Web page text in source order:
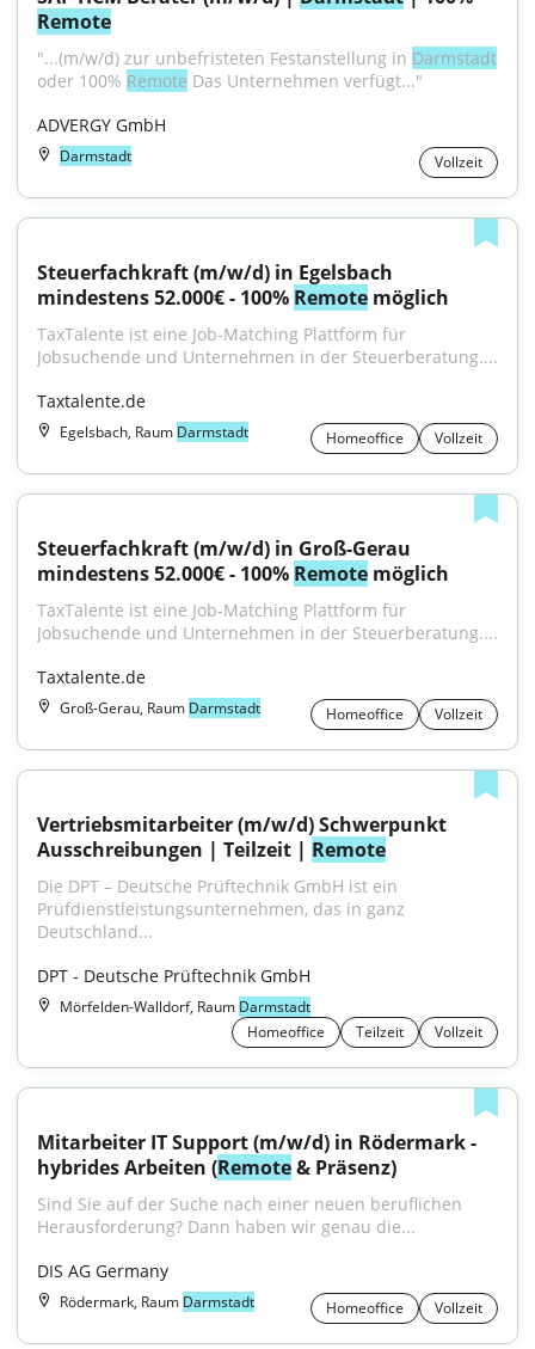
Remote
"...(m/w/d) zur unbefristeten Festanstellung in Darmstadt
oder 100% Remote Das Unternehmen verfügt..."
ADVERGY GmbH
Darmstadt Vollzeit
Steuerfachkraft (m/w/d) in Egelsbach
mindestens 52.000€ - 100% Remote möglich
TaxTalente ist eine Job-Matching Plattform für
Jobsuchende und Unternehmen in der Steuerberatung....
Taxtalente.de
Egelsbach, Raum Darmstadt Homeoffice Vollzeit
Steuerfachkraft (m/w/d) in Groß-Gerau
mindestens 52.000€ - 100% Remote möglich
TaxTalente ist eine Job-Matching Plattform für
Jobsuchende und Unternehmen in der Steuerberatung....
Taxtalente.de
Groß-Gerau, Raum Darmstadt Homeoffice Vollzeit
Vertriebsmitarbeiter (m/w/d) Schwerpunkt
Ausschreibungen | Teilzeit | Remote
Die DPT – Deutsche Prüftechnik GmbH ist ein
Prüfdienstleistungsunternehmen, das in ganz
Deutschland...
DPT - Deutsche Prüftechnik GmbH
Mörfelden-Walldorf, Raum Darmstadt
Homeoffice
Teilzeit Vollzeit
Mitarbeiter IT Support (m/w/d) in Rödermark -
hybrides Arbeiten (Remote & Präsenz)
Sind Sie auf der Suche nach einer neuen beruflichen
Herausforderung? Dann haben wir genau die...
DIS AG Germany
Rödermark, Raum Darmstadt Homeoffice Vollzeit